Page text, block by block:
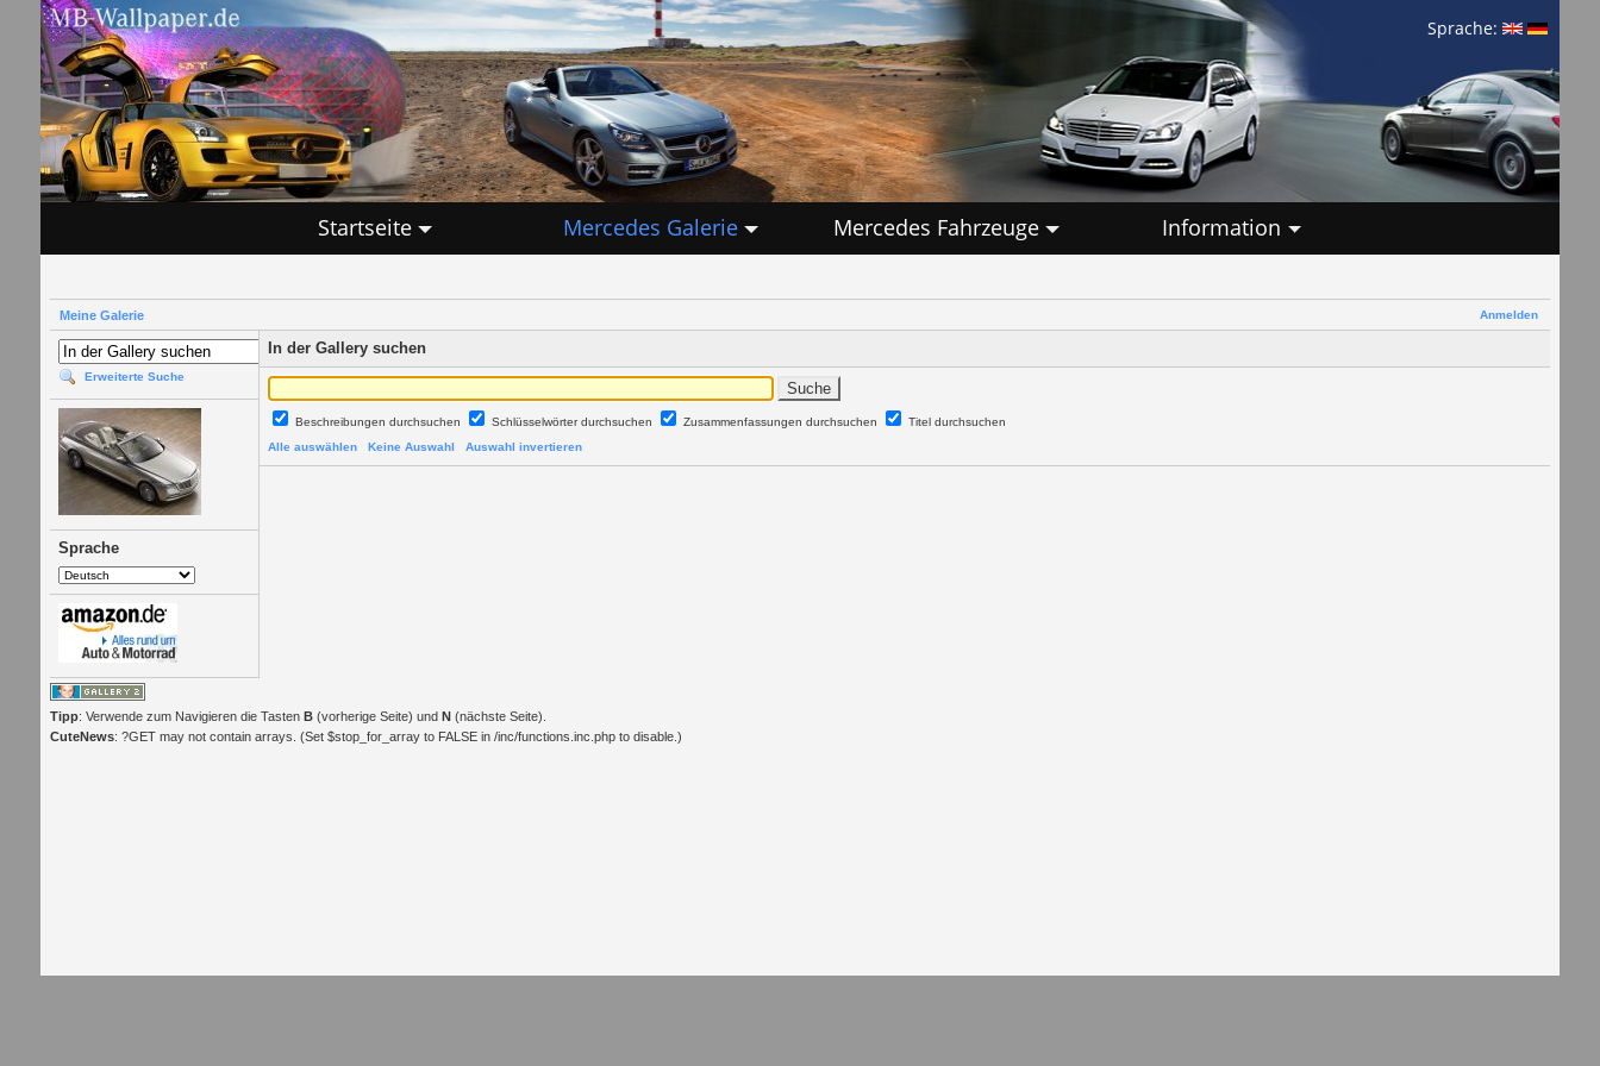
Sprache:
Startseite Mercedes Galerie Mercedes Fahrzeuge Information
Anmelden
Meine Galerie
Erweiterte Suche
Sprache
In der Gallery suchen
Beschreibungen durchsuchen Schlüsselwörter durchsuchen Zusammenfassungen durchsuchen
Titel durchsuchen
Alle auswählen
Keine Auswahl Auswahl invertieren
Tipp: Verwende zum Navigieren die Tasten B(vorherige Seite) und N(nächste Seite).
CuteNews: ?GET may not contain arrays. (Set $stop_for_array to FALSE in /inc/functions.inc.php to disable.)